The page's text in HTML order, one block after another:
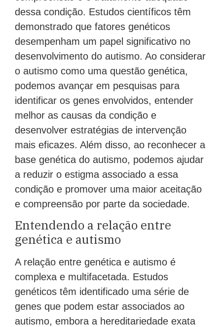
dessa condição. Estudos científicos têm
demonstrado que fatores genéticos
desempenham um papel significativo no
desenvolvimento do autismo. Ao considerar
o autismo como uma questão genética,
podemos avançar em pesquisas para
identificar os genes envolvidos, entender
melhor as causas da condição e
desenvolver estratégias de intervenção
mais eficazes. Além disso, ao reconhecer a
base genética do autismo, podemos ajudar
a reduzir o estigma associado a essa
condição e promover uma maior aceitação
e compreensão por parte da sociedade.
Entendendo a relação entre
genética e autismo
A relação entre genética e autismo é
complexa e multifacetada. Estudos
genéticos têm identificado uma série de
genes que podem estar associados ao
autismo, embora a hereditariedade exata